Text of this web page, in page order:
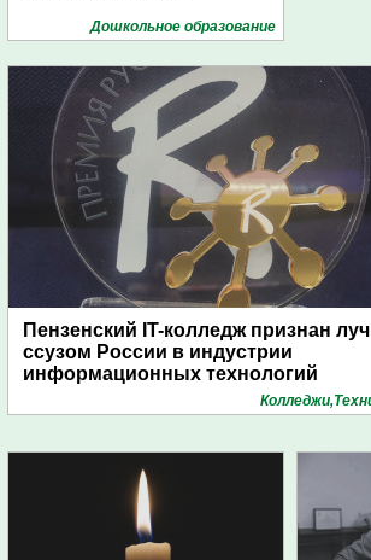
Дошкольное образование
Пензенский IT-колледж признан
ссузом России в индустрии
информационных технологий